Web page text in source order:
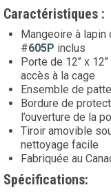
Caractéristiques :
Mangeoire à lapin
#605P inclus
Porte de 12’’ x
accès à la cage
Ensemble de
Bordure de
l’ouverture de la
Tiroir amovible
nettoyage facile
Fabriquée au
Spécifications: